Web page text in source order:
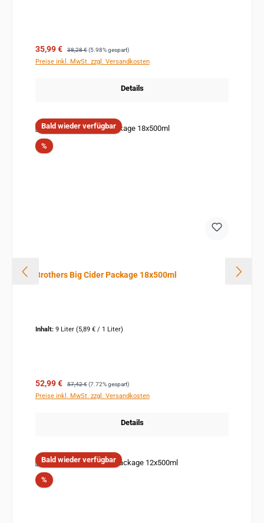
Verkaufspreis:
35,99 € Regulärer Preis:
38,28 € (5.98% gespart)
Preise inkl. MwSt. zzgl. Versandkosten
Details
Bald wieder verfügbar
%Rabatt
Brothers Big Cider Package 18x500ml
Inhalt: 9 Liter (5,89 € / 1 Liter)
Verkaufspreis:
52,99 € Regulärer Preis:
57,42 € (7.72% gespart)
Preise inkl. MwSt. zzgl. Versandkosten
Details
Bald wieder verfügbar
%Rabatt